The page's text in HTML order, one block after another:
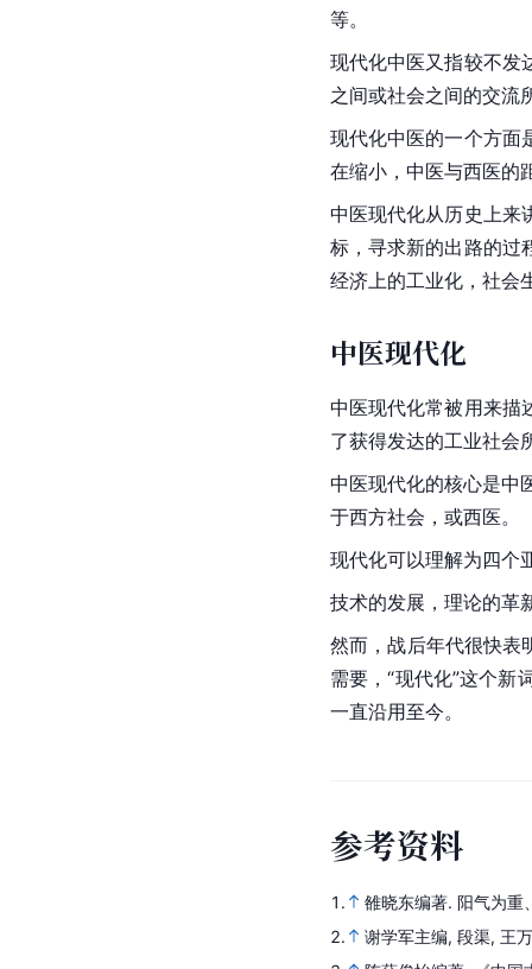
等。
现代化中医又指较不发
之间或社会之间的交流
现代化中医的一个方面
在缩小，中医与西医的
中医现代化从历史上来
标，寻求新的出路的过
经济上的工业化，社会
中医现代化
中医现代化常被用来描
了获得发达的工业社会
中医现代化的核心是中
于西方社会，或西医。
现代化可以理解为四个
技术的发展，理论的革
然而，战后年代很快表
需要，“现代化”这个
一直沿用至今。
参考资料
1. 雒晓东编著. 阳气为重
2.
谢学军主编, 段渠, 王